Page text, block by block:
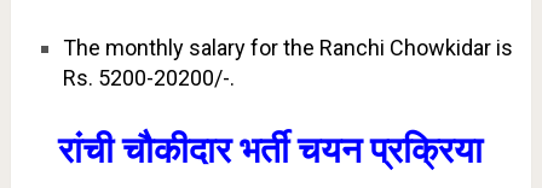
The monthly salary for the Ranchi Chowkidar is
Rs. 5200-20200/-.
रांची चौकीदारभर्ती चयन प्रक्रिया